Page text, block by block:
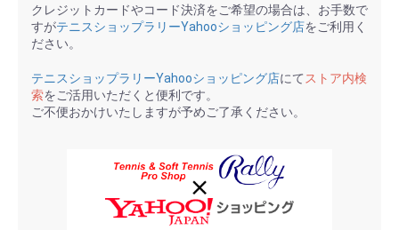
クレジットカードやコード決済をご希望の場合は、お手数で
すがテニスショップラリーYahooショッピング店をご利用く
ださい。
テニスショップラリーYahooショッピング店にて ストア内検
索をご活用いただくと便利です。
ご不便おかけいたしますが予めご了承ください。